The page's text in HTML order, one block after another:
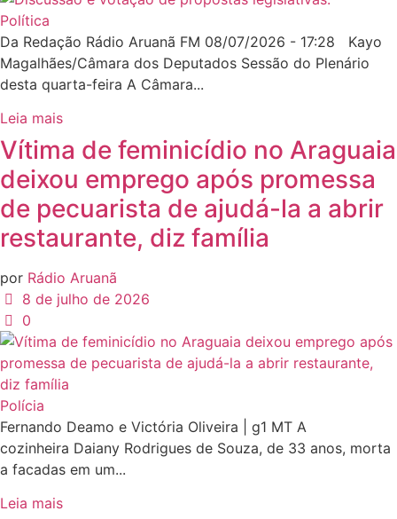
Política
Da Redação Rádio Aruanã FM 08/07/2026 - 17:28 Kayo
Magalhães/Câmara dos Deputados Sessão do Plenário
desta quarta-feira A Câmara...
Leia mais
Vítima de feminicídio no Araguaia
deixou emprego após promessa
de pecuarista de ajudá-la a abrir
restaurante, diz família
por Rádio Aruanã
8 de julho de 2026
0
Polícia
Fernando Deamo e Victória Oliveira | g1 MT A
cozinheira Daiany Rodrigues de Souza, de 33 anos, morta
a facadas em um...
Leia mais